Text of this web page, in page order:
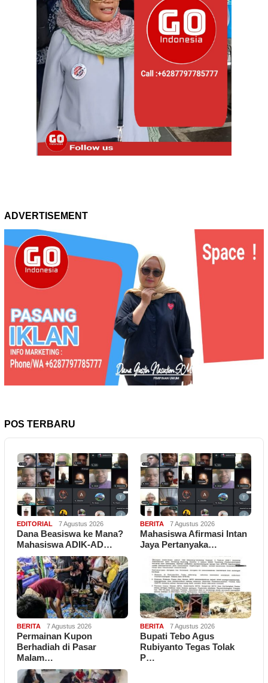
ADVERTISEMENT
POS TERBARU
EDITORIAL 7 Agustus 2026
Dana Beasiswa ke Mana?
Mahasiswa ADIK-AD…
BERITA 7 Agustus 2026
Mahasiswa Afirmasi Intan
Jaya Pertanyaka…
BERITA 7 Agustus 2026
Permainan Kupon
Berhadiah di Pasar
Malam…
BERITA 7 Agustus 2026
Bupati Tebo Agus
Rubiyanto Tegas Tolak
P…